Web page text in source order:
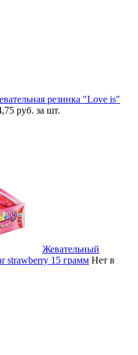
резинка "Love is"
руб. за шт.
Жевательный
strawberry 15 грамм Нет в